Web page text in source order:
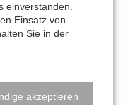
oder online
Kaarst oder
einverstanden.
Einsatz von
Sie in der
akzeptieren